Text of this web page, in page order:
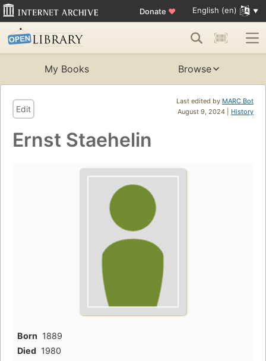
Donate ♥ English (en)
My Books Browse
Last edited by MARC Bot
August 9, 2024 | History
Edit
Ernst Staehelin
Born 1889
Died 1980